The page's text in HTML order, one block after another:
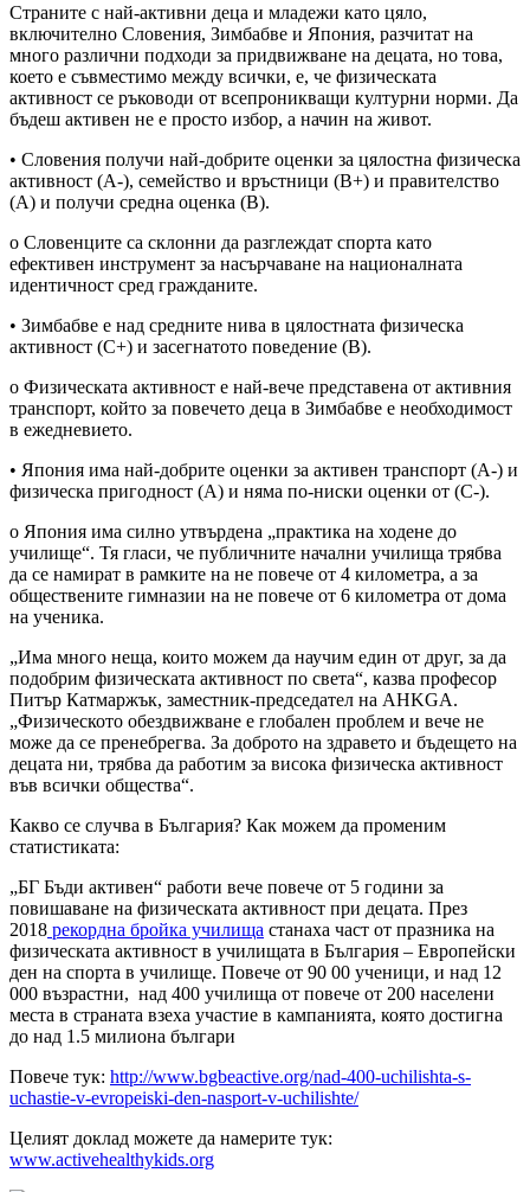
Страните с най-активни деца и младежи като цяло,
включително Словения, Зимбабве и Япония, разчитат на
много различни подходи за придвижване на децата, но това,
което е съвместимо между всички, е, че физическата
активност се ръководи от всепроникващи културни норми. Да
бъдеш активен не е просто избор, а начин на живот.
• Словения получи най-добрите оценки за цялостна физическа
активност (A-), семейство и връстници (B+) и правителство
(A) и получи средна оценка (B).
o Словенците са склонни да разглеждат спорта като
ефективен инструмент за насърчаване на националната
идентичност сред гражданите.
• Зимбабве е над средните нива в цялостната физическа
активност (C+) и засегнатото поведение (B).
o Физическата активност е най-вече представена от активния
транспорт, който за повечето деца в Зимбабве е необходимост
в ежедневието.
• Япония има най-добрите оценки за активен транспорт (A-) и
физическа пригодност (A) и няма по-ниски оценки от (C-).
o Япония има силно утвърдена „практика на ходене до
училище“. Тя гласи, че публичните начални училища трябва
да се намират в рамките на не повече от 4 километра, а за
обществените гимназии на не повече от 6 километра от дома
на ученика.
„Има много неща, които можем да научим един от друг, за да
подобрим физическата активност по света“, казва професор
Питър Катмаржък, заместник-председател на AHKGA.
„Физическото обездвижване е глобален проблем и вече не
може да се пренебрегва. За доброто на здравето и бъдещето на
децата ни, трябва да работим за висока физическа активност
във всички общества“.
Какво се случва в България? Как можем да променим
статистиката:
„БГ Бъди активен“ работи вече повече от 5 години за
повишаване на физическата активност при децата. През
2018 рекордна бройка училища станаха част от празника на
физическата активност в училищата в България – Европейски
ден на спорта в училище. Повече от 90 00 ученици, и над 12
000 възрастни, над 400 училища от повече от 200 населени
места в страната взеха участие в кампанията, която достигна
до над 1.5 милиона българи
Повече тук: http://www.bgbeactive.org/nad-400-uchilishta-s-
uchastie-v-evropeiski-den-nasport-v-uchilishte/
Целият доклад можете да намерите тук:
www.activehealthykids.org